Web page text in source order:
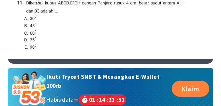
Ikuti Tryout SNBT & Menangkan E-Wallet
100rb
Habis dalam
01 :14 :21 :50
Klaim